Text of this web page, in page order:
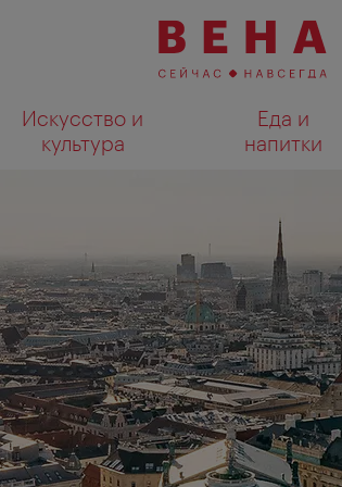
Искусство и
культура
Еда и
напитки